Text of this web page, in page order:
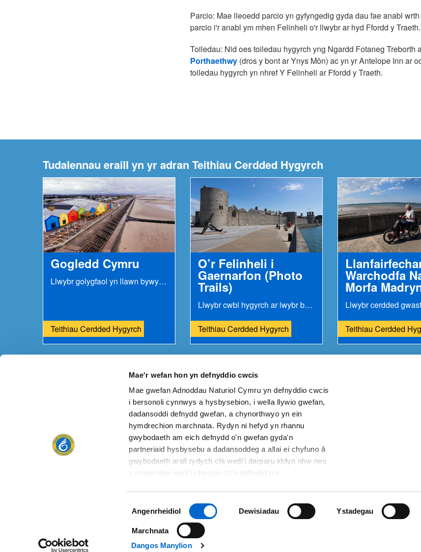
Mae'r wefan hon yn defnyddio cwcis
Mae gwefan Adnoddau Naturiol Cymru yn defnyddio cwcis
i bersonoli cynnwys a hysbysebion, i wella llywio gwefan,
dadansoddi defnydd gwefan, a chynorthwyo yn ein
hymdrechion marchnata. Rydyn ni hefyd yn rhannu
gwybodaeth am eich defnydd o'n gwefan gyda'n
partneriaid hysbysebu a dadansoddeg a allai ei chyfuno â
gwybodaeth arall rydych chi wedi'i darparu iddyn nhw neu
y maen nhw wedi'i chasglu o'ch defnydd o'u
Caniatâd
Angenrheidiol Dewisiadau Ystadegau
Marchnata
Dangos Manylion
Parcio: Mae lleoedd parcio yn gyfyngedig gyda dau fae anabl
parcio i'r anabl ym mhen Felinheli o'r llwybr ar hyd Ffordd y Traeth.
Toiledau: Nid oes toiledau hygyrch yng Ngardd Fotaneg Treborth
Porthaethwy (dros y bont ar Ynys Môn) ac yn yr Antelope Inn ar
toiledau hygyrch yn nhref Y Felinheli ar Ffordd y Traeth.
Tudalennau eraill yn yr adran Teithiau Cerdded Hygyrch
Gogledd Cymru
Llwybr golygfaol yn llawn bywyd gwyllt, trefi...
Teithiau Cerdded Hygyrch
O’r Felinheli i
Gaernarfon (Photo
Trails)
Llwybr cwbl hygyrch ar lwybr beicio sy’n dilyn...
Teithiau Cerdded Hygyrch
Warchodfa
Morfa
Teithiau Cerdded
A oes unrhyw beth o'i le ar y dudalen hon?Rhowch eich adborth i ni.
Cysylltu â ni
Rhyddid Gwybodaeth Datganiad Hygyrchedd Cwcis safle Map o'r